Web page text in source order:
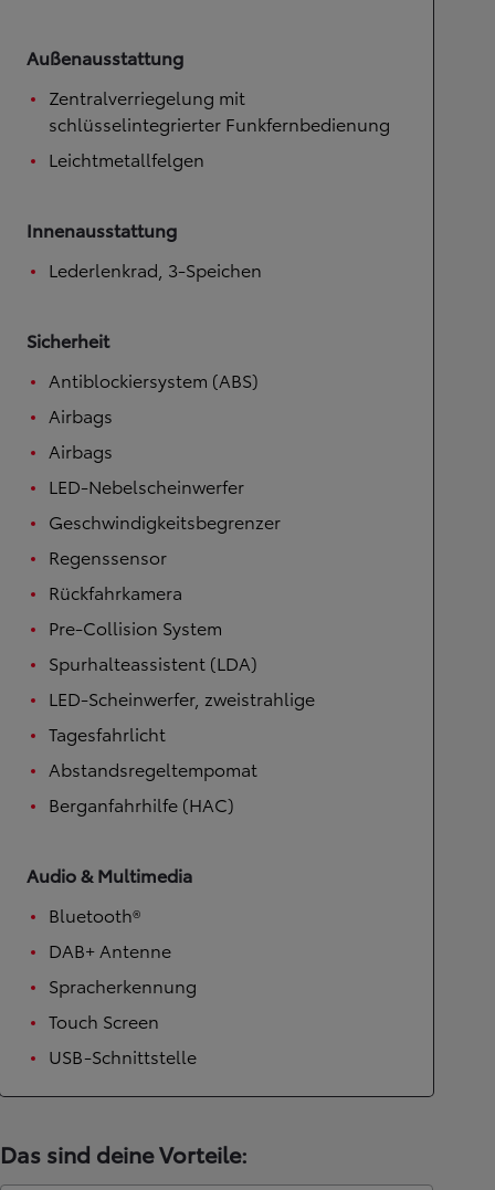
Außenausstattung
Zentralverriegelung mit
schlüsselintegrierter Funkfernbedienung
Leichtmetallfelgen
Innenausstattung
Lederlenkrad, 3-Speichen
Sicherheit
Antiblockiersystem (ABS)
Airbags
Airbags
LED-Nebelscheinwerfer
Geschwindigkeitsbegrenzer
Regenssensor
Rückfahrkamera
Pre-Collision System
Spurhalteassistent (LDA)
LED-Scheinwerfer, zweistrahlige
Tagesfahrlicht
Abstandsregeltempomat
Berganfahrhilfe (HAC)
Audio & Multimedia
Bluetooth®
DAB+ Antenne
Spracherkennung
Touch Screen
USB-Schnittstelle
Das sind deine Vorteile: